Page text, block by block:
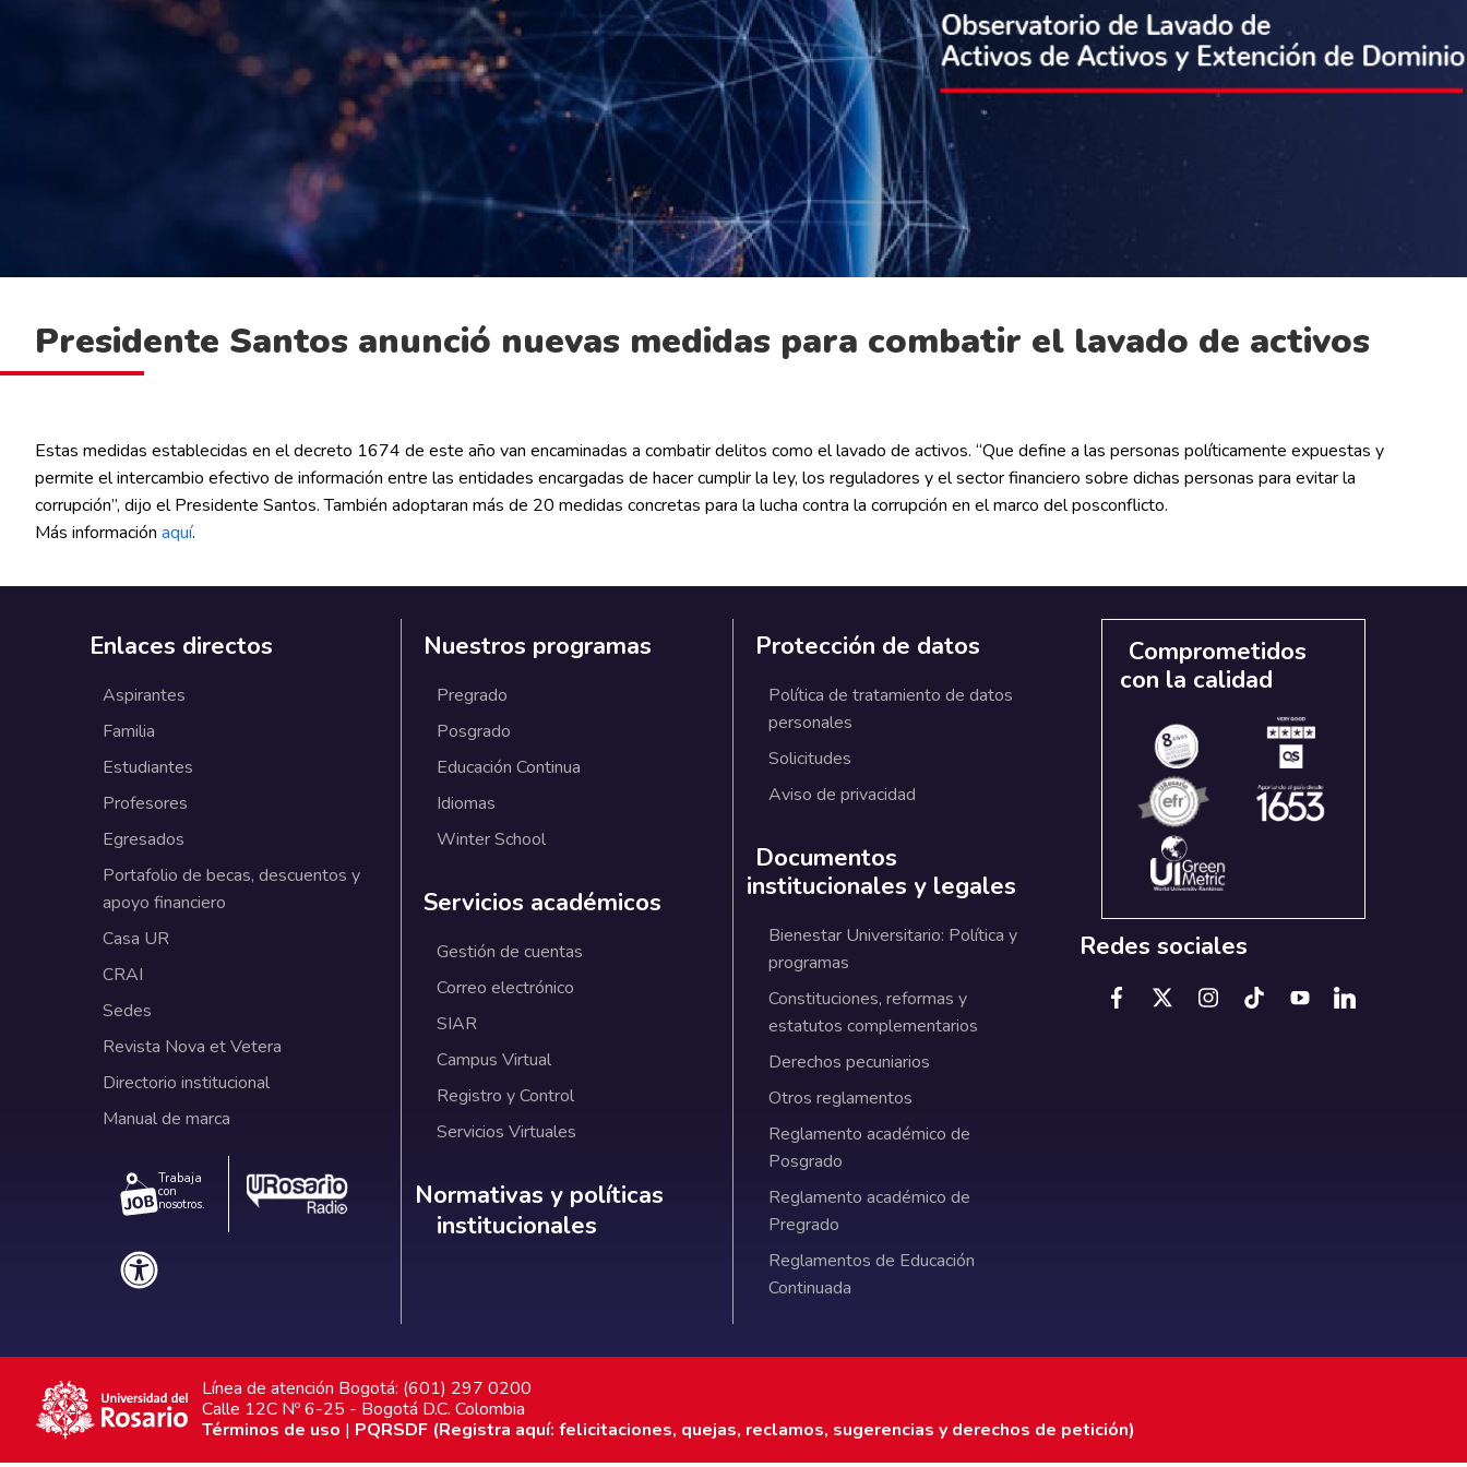
Presidente Santos anunció nuevas medidas para combatir el lavado de activos
Estas medidas establecidas en el decreto 1674 de este año van encaminadas a combatir delitos como el lavado de activos. “Que define a las personas políticamente expuestas y
permite el intercambio efectivo de información entre las entidades encargadas de hacer cumplir la ley, los reguladores y el sector financiero sobre dichas personas para evitar la
corrupción”, dijo el Presidente Santos. También adoptaran más de 20 medidas concretas para la lucha contra la corrupción en el marco del posconflicto.
Más información aquí.
Enlaces directos
Aspirantes
Familia
Estudiantes
Profesores
Egresados
Portafolio de becas, descuentos y
apoyo financiero
Casa UR
CRAI
Sedes
Revista Nova et Vetera
Directorio institucional
Manual de marca
Trabaja
con
nosotros.
Nuestros programas
Pregrado
Posgrado
Educación Continua
Idiomas
Winter School
Servicios académicos
Gestión de cuentas
Correo electrónico
SIAR
Campus Virtual
Registro y Control
Servicios Virtuales
Normativas y políticas institucionales
Normativas y políticas
institucionales
Protección de datos
Política de tratamiento de datos
personales
Solicitudes
Aviso de privacidad
Documentos
institucionales y legales
Bienestar Universitario: Política y
programas
Constituciones, reformas y
estatutos complementarios
Derechos pecuniarios
Otros reglamentos
Reglamento académico de
Posgrado
Reglamento académico de
Pregrado
Reglamentos de Educación
Continuada
Comprometidos
con la calidad
Redes sociales
Línea de atención Bogotá: (601) 297 0200
Calle 12C Nº 6-25 - Bogotá D.C. Colombia
Términos de uso | PQRSDF (Registra aquí: felicitaciones, quejas, reclamos, sugerencias y derechos de petición)